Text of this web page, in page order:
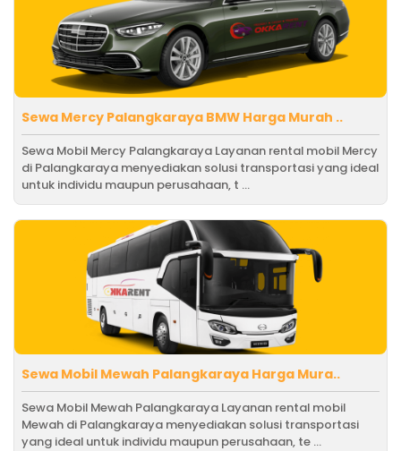
Sewa Mercy Palangkaraya BMW Harga Murah ..
Sewa Mobil Mercy Palangkaraya Layanan rental mobil Mercy
di Palangkaraya menyediakan solusi transportasi yang ideal
untuk individu maupun perusahaan, t ...
Sewa Mobil Mewah Palangkaraya Harga Mura..
Sewa Mobil Mewah Palangkaraya Layanan rental mobil
Mewah di Palangkaraya menyediakan solusi transportasi
yang ideal untuk individu maupun perusahaan, te ...